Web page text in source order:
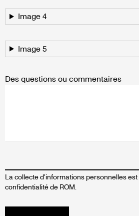
Image 4
Image 5
Des questions ou commentaires
La collecte d'informations personnelles
confidentialité de ROM.